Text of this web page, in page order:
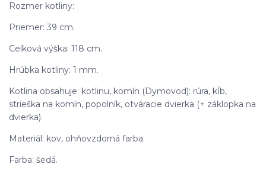
Rozmer kotliny:
Priemer: 39 cm.
Celková výška: 118 cm.
Hrúbka kotliny: 1 mm.
Kotlina obsahuje: kotlinu, komín (Dymovod): rúra, kĺb,
strieška na komín, popolník, otváracie dvierka (+ záklopka na
dvierka).
Materiál: kov, ohňovzdorná farba.
Farba: šedá.